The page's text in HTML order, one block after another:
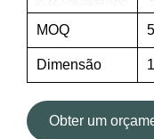
MOQ
Dimensão
Obter um